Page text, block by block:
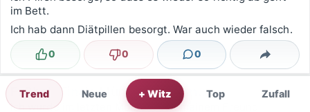
Trend Neue + Witz Top Zufall
im Bett.
Ich hab dann Diätpillen besorgt. War auch wieder falsch.
Lustig
0 Nicht lustig
0 0
Kommentare Teilen
⋮
Fußball-Finale München-Dortmund
Ich wurde im letzten Moment von meinem Freund